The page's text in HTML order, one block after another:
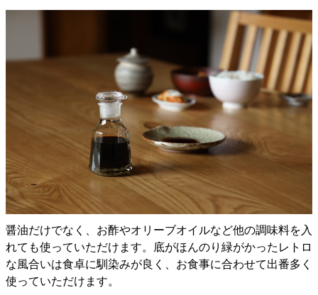
醤油だけでなく、お酢やオリーブオイルなど他の調味料を入
れても使っていただけます。底がほんのり緑がかったレトロ
な風合いは食卓に馴染みが良く、お食事に合わせて出番多く
使っていただけます。